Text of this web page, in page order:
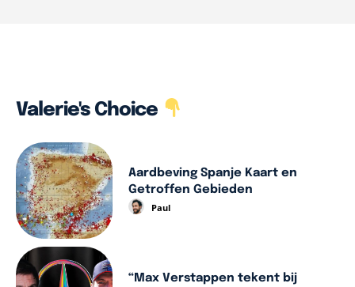
Valerie's Choice
Aardbeving Spanje Kaart en
Getroffen Gebieden
Paul
“Max Verstappen tekent bij